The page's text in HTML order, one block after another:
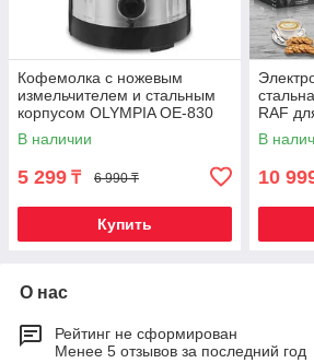
Кофемолка с ножевым
измельчителем и стальным
корпусом OLYMPIA OE-830
[100 Вт]
В наличии
5 299 ₸ 6 990 ₸
Купить
RAF
В
10
О нас
Рейтинг не сформирован
Менее 5 отзывов за последний год